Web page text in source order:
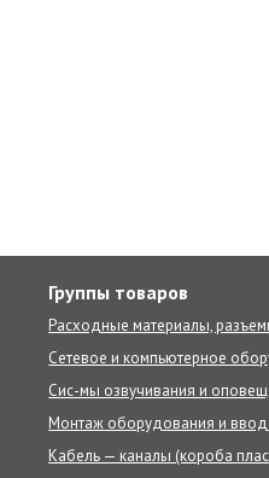
Группы товаров
Расходные материалы,
Сетевое и компьютерное
Сис-мы озвучивания и
Монтаж оборудования и ввод
Кабель — каналы (короба